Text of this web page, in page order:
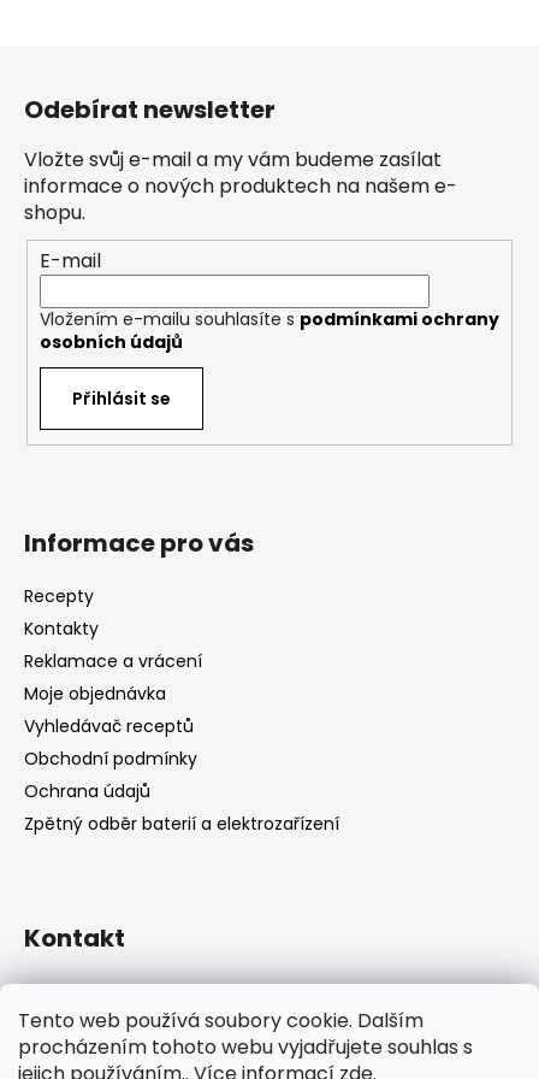
Tento web používá soubory cookie. Dalším
procházením tohoto webu vyjadřujete souhlas s
Odebírat newsletter
Vložte svůj e-mail a my vám budeme zasílat
informace o nových produktech na našem e-
shopu.
E-mail
Vložením e-mailu souhlasíte s podmínkami ochrany
osobních údajů
Přihlásit se
Informace pro vás
Recepty
Kontakty
Reklamace a vrácení
Moje objednávka
Vyhledávač receptů
Obchodní podmínky
Ochrana údajů
Zpětný odběr baterií a elektrozařízení
Kontakt